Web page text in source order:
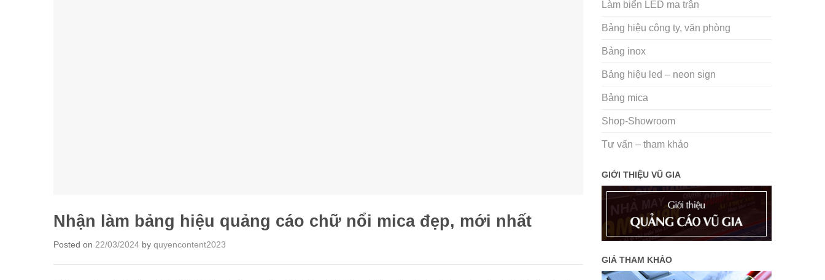
Nhận làm bảng hiệu quảng cáo chữ nổi mica đẹp, mới nhất
Posted on 22/03/2024 by quyencontent2023
Làm biển LED ma trận
Bảng hiệu công ty, văn phòng
Bảng inox
Bảng hiệu led – neon sign
Bảng mica
Shop-Showroom
Tư vấn – tham khảo
GIỚI THIỆU VŨ GIA
GIÁ THAM KHẢO